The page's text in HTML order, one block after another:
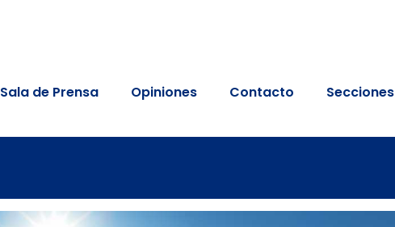
Sala de Prensa Opiniones Contacto Secciones